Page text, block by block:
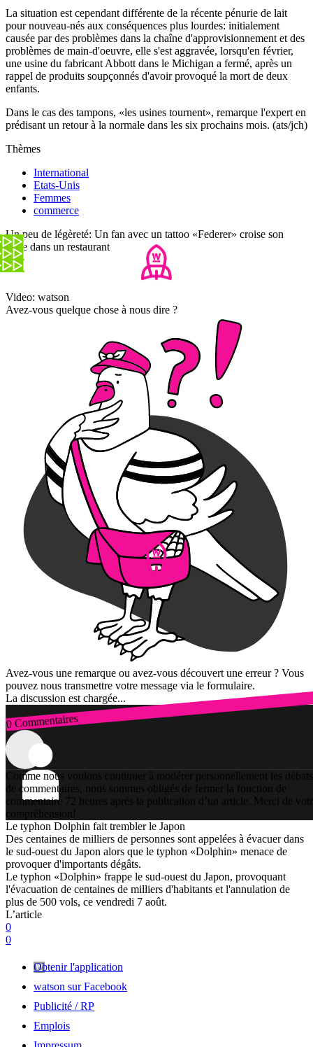
La situation est cependant différente de la récente pénurie de lait
pour nouveau-nés aux conséquences plus lourdes: initialement
causée par des problèmes dans la chaîne d'approvisionnement et des
problèmes de main-d'oeuvre, elle s'est aggravée, lorsqu'en février,
une usine du fabricant Abbott dans le Michigan a fermé, après un
rappel de produits soupçonnés d'avoir provoqué la mort de deux
enfants.
Dans le cas des tampons, «les usines tournent», remarque l'expert en
prédisant un retour à la normale dans les six prochains mois. (ats/jch)
Thèmes
International
Etats-Unis
Femmes
commerce
Un peu de légèreté: Un fan avec un tattoo «Federer» croise son
idole dans un restaurant
Video: watson
Avez-vous quelque chose à nous dire ?
Avez-vous une remarque ou avez-vous découvert une erreur ? Vous
pouvez nous transmettre votre message via le formulaire.
La discussion est chargée...
0 Commentaires
Connexion
Comme nous voulons continuer à modérer personnellement les débats
de commentaires, nous sommes obligés de fermer la fonction de
commentaire 72 heures après la publication d’un article. Merci de
compréhension!
Le typhon Dolphin fait trembler le Japon
Des centaines de milliers de personnes sont appelées à évacuer dans
le sud-ouest du Japon alors que le typhon «Dolphin» menace de
provoquer d'importants dégâts.
Le typhon «Dolphin» frappe le sud-ouest du Japon, provoquant
l'évacuation de centaines de milliers d'habitants et l'annulation de
plus de 500 vols, ce vendredi 7 août.
L’article
0
0
Obtenir l'application
watson sur Facebook
Publicité / RP
Emplois